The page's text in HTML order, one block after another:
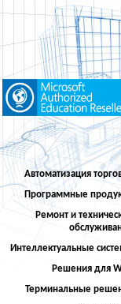
Автоматизация
Программные
Ремонт и
Интеллектуальные
Решения для
Терминальные